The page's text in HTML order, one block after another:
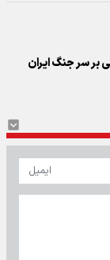
بر سر جنگ ایران